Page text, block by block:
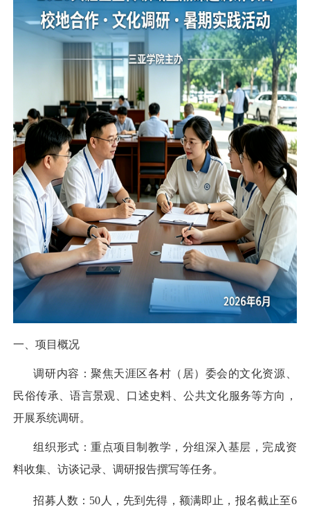
一、项目概况
调研内容：聚焦天涯区各村（居）委会的文化资源、
民俗传承、语言景观、口述史料、公共文化服务等方向，
开展系统调研。
组织形式：重点项目制教学，分组深入基层，完成资
料收集、访谈记录、调研报告撰写等任务。
招募人数： 50 人，先到先得，额满即止，报名截止至6